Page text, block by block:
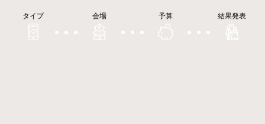
タイプ 会場 予算 結果発表